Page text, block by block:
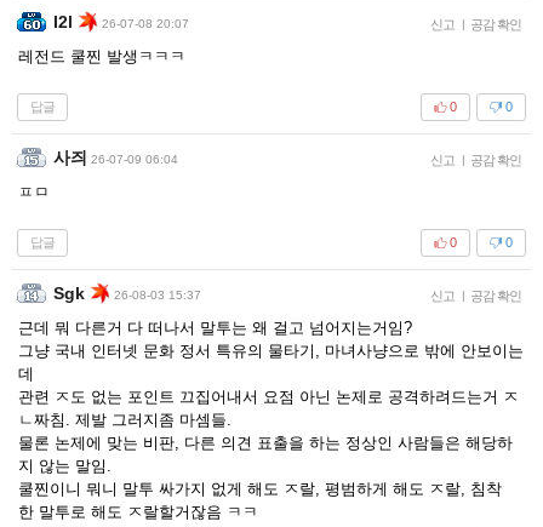
I2l 26-07-08 20:07 신고 | 공감 확인
레전드 쿨찐 발생ㅋㅋㅋ
답글 0
0
사즤 26-07-09 06:04 신고 | 공감 확인
ㅍㅁ
답글 0
0
Sgk 26-08-03 15:37 신고 | 공감 확인
근데 뭐 다른거 다 떠나서 말투는 왜 걸고 넘어지는거임?
그냥 국내 인터넷 문화 정서 특유의 물타기, 마녀사냥으로 밖에 안보이는
데
관련 ㅈ도 없는 포인트 끄집어내서 요점 아닌 논제로 공격하려드는거 ㅈ
ㄴ짜침. 제발 그러지좀 마셈들.
물론 논제에 맞는 비판, 다른 의견 표출을 하는 정상인 사람들은 해당하
지 않는 말임.
쿨찐이니 뭐니 말투 싸가지 없게 해도 ㅈ랄, 평범하게 해도 ㅈ랄, 침착
한 말투로 해도 ㅈ랄할거잖음 ㅋㅋ